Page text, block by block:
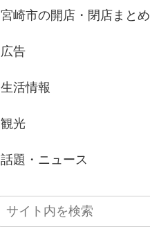
宮崎市の開店・閉店まとめ
広告
生活情報
観光
話題・ニュース